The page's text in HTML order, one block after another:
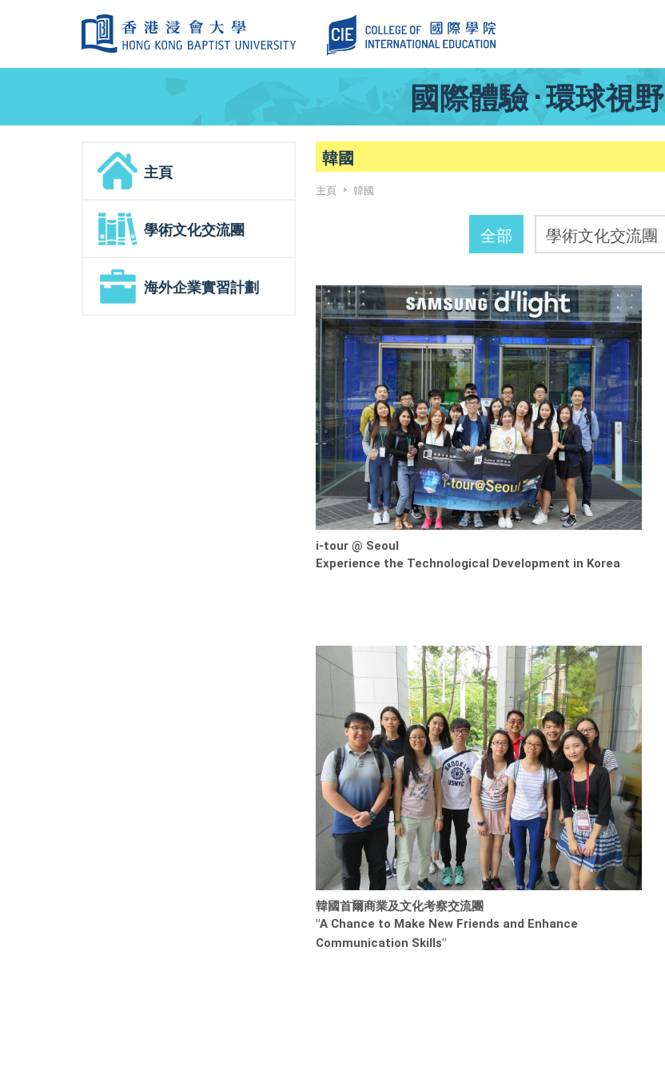
國際體驗 · 環球視野
主頁
學術文化交流團
海外企業實習計劃
韓國
主頁 > 韓國
全部 學術文化交流團
i-tour @ Seoul
Experience the Technological Development in Korea
韓國首爾商業及文化考察交流團
"A Chance to Make New Friends and Enhance
Communication Skills"